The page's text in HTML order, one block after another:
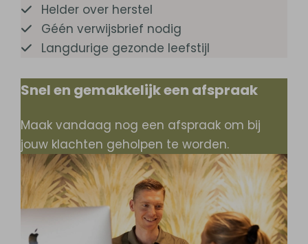
Helder over herstel
Géén verwijsbrief nodig
Langdurige gezonde leefstijl
Snel en gemakkelijk een afspraak
Maak vandaag nog een afspraak om bij
jouw klachten geholpen te worden.